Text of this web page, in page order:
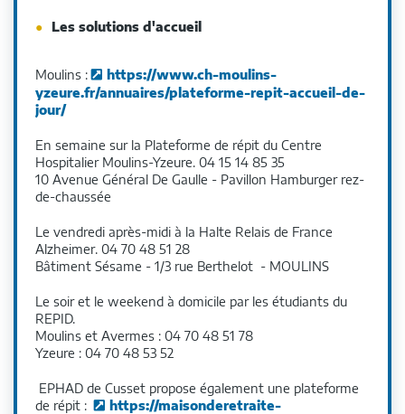
Les solutions d'accueil
Moulins :
https://www.ch-moulins-
yzeure.fr/annuaires/plateforme-repit-accueil-de-
jour/
En semaine sur la Plateforme de répit du Centre
Hospitalier Moulins-Yzeure. 04 15 14 85 35
10 Avenue Général De Gaulle - Pavillon Hamburger rez-
de-chaussée
Le vendredi après-midi à la Halte Relais de France
Alzheimer. 04 70 48 51 28
Bâtiment Sésame - 1/3 rue Berthelot - MOULINS
Le soir et le weekend à domicile par les étudiants du
REPID.
Moulins et Avermes : 04 70 48 51 78
Yzeure : 04 70 48 53 52
EPHAD de Cusset propose également une plateforme
de répit :
https://maisonderetraite-